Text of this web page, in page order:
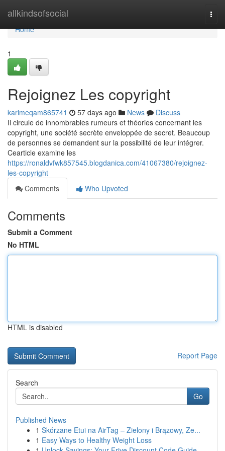
allkindsofsocial
Home
Home
1
Rejoignez Les copyright
karimeqam865741 57 days ago News
Discuss
Il circule de innombrables rumeurs et théories concernant les
copyright, une société secrète enveloppée de secret. Beaucoup
de personnes se demandent sur la possibilité de leur intégrer.
Cearticle examine les
https://ronaldvfwk857545.blogdanica.com/41067380/rejoignez-
les-copyright
Comments
Who Upvoted
Comments
Submit a Comment
No HTML
HTML is disabled
Report Page
Search
Go
Published News
1 Skórzane Etui na AirTag – Zielony i Brązowy, Ze...
1 Easy Ways to Healthy Weight Loss